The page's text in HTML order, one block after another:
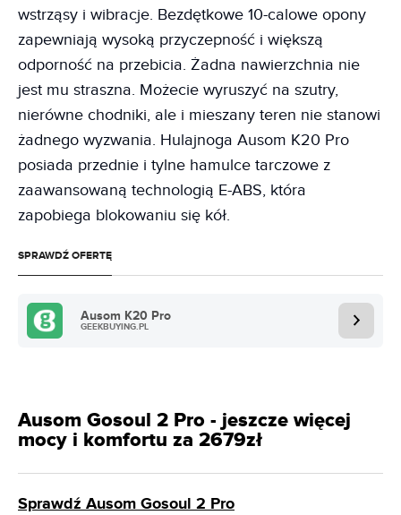
wstrząsy i wibracje. Bezdętkowe 10-calowe opony
zapewniają wysoką przyczepność i większą
odporność na przebicia. Żadna nawierzchnia nie
jest mu straszna. Możecie wyruszyć na szutry,
nierówne chodniki, ale i mieszany teren nie stanowi
żadnego wyzwania. Hulajnoga Ausom K20 Pro
posiada przednie i tylne hamulce tarczowe z
zaawansowaną technologią E-ABS, która
zapobiega blokowaniu się kół.
SPRAWDŹ OFERTĘ
Ausom K20 Pro
GEEKBUYING.PL
Ausom Gosoul 2 Pro - jeszcze więcej
mocy i komfortu za 2679zł
Sprawdź Ausom Gosoul 2 Pro